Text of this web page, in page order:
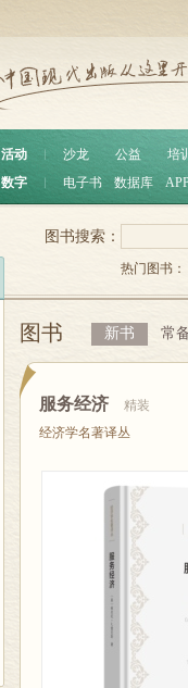
活动 沙龙 公益
培训
数字
电子书 数据库
图书搜索：
热门图书：
图书 新书 常
服务经济
精装
经济学名著译丛